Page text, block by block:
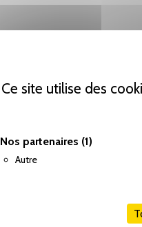
Ce site utilise des
Nos partenaires (1)
Autre